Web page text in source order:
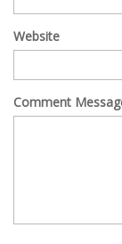
Website
Comment